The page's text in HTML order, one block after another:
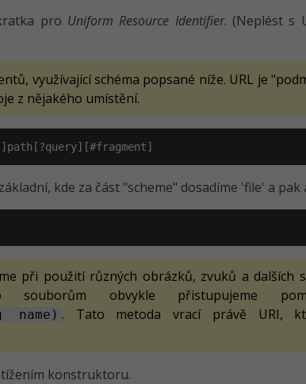
pro Uniform Resource Identifier. (Neplést s
využívající schéma popsané níže. URL je
z nějakého umístění.
kde za část "scheme" dosadíme 'file' a pak
při použití různých obrázků, zvuků a dalších
obvykle přistupujeme
name) . Tato metoda vrací právě URI,
konstruktoru.